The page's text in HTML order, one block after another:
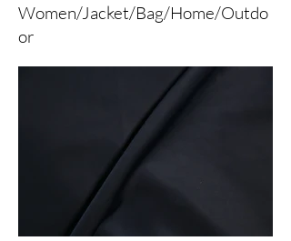
Women/Jacket/Bag/Home/Outdo
or